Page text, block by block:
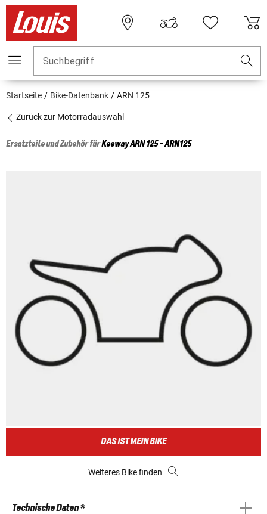
Suchbegriff
Startseite Bike-Datenbank ARN 125
Zurück zur Motorradauswahl
Ersatzteile und Zubehör fürKeewayARN 125 - ARN125
DAS IST MEIN BIKE
Weiteres Bike finden
Technische Daten *